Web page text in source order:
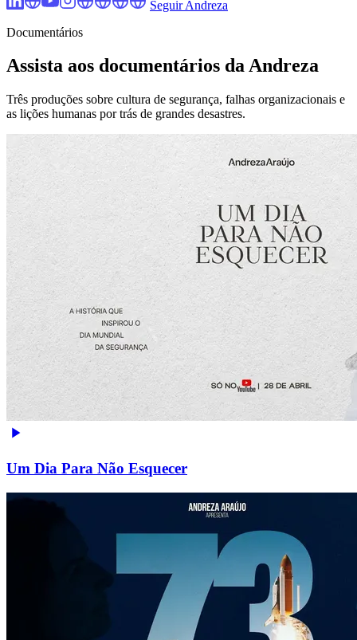
Seguir Andreza
Documentários
Assista aos documentários da Andreza
Três produções sobre cultura de segurança, falhas organizacionais e
as lições humanas por trás de grandes desastres.
Um Dia Para Não Esquecer